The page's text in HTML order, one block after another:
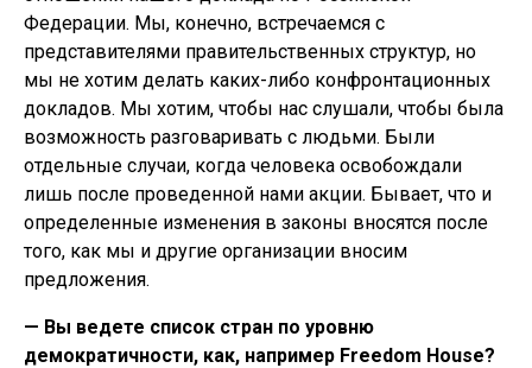
Федерации. Мы, конечно, встречаемся с
представителями правительственных структур, но
мы не хотим делать каких-либо конфронтационных
докладов. Мы хотим, чтобы нас слушали, чтобы была
возможность разговаривать с людьми. Были
отдельные случаи, когда человека освобождали
лишь после проведенной нами акции. Бывает, что и
определенные изменения в законы вносятся после
того, как мы и другие организации вносим
предложения.
— Вы ведете список стран по уровню
демократичности, как, например Freedom House?